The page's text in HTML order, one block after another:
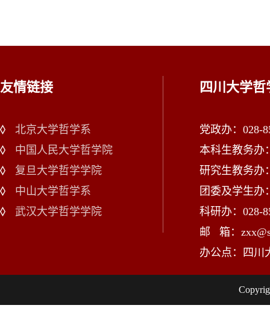
友情链接
北京大学哲学系
中国人民大学哲学院
复旦大学哲学学院
中山大学哲学系
武汉大学哲学学院
四川大学哲
党政办：028-
本科生教务办
研究生教务办
团委及学生办
科研办：028-
邮 箱：
办公点：四川